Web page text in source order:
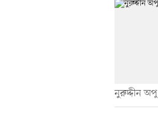
নুরুদ্দীন অপু